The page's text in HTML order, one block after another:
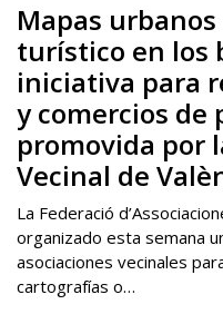
Mapas
turístico en los
iniciativa para
y comercios de
promovida por
Vecinal de
La Federació
organizado esta semana
asociaciones vecinales
cartografías o…